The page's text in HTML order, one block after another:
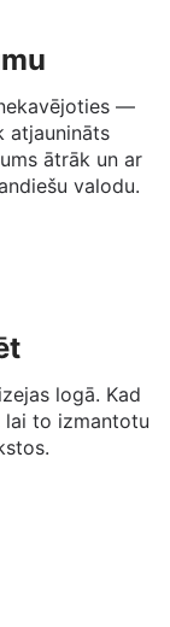
—
atjaunināts
valodu.
logā. Kad